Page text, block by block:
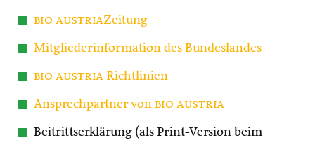
bio austriaZeitung
Mitgliederinformation des Bundeslandes
bio austria Richtlinien
Ansprechpartner von bio austria
Beitrittserklärung (als Print-Version beim